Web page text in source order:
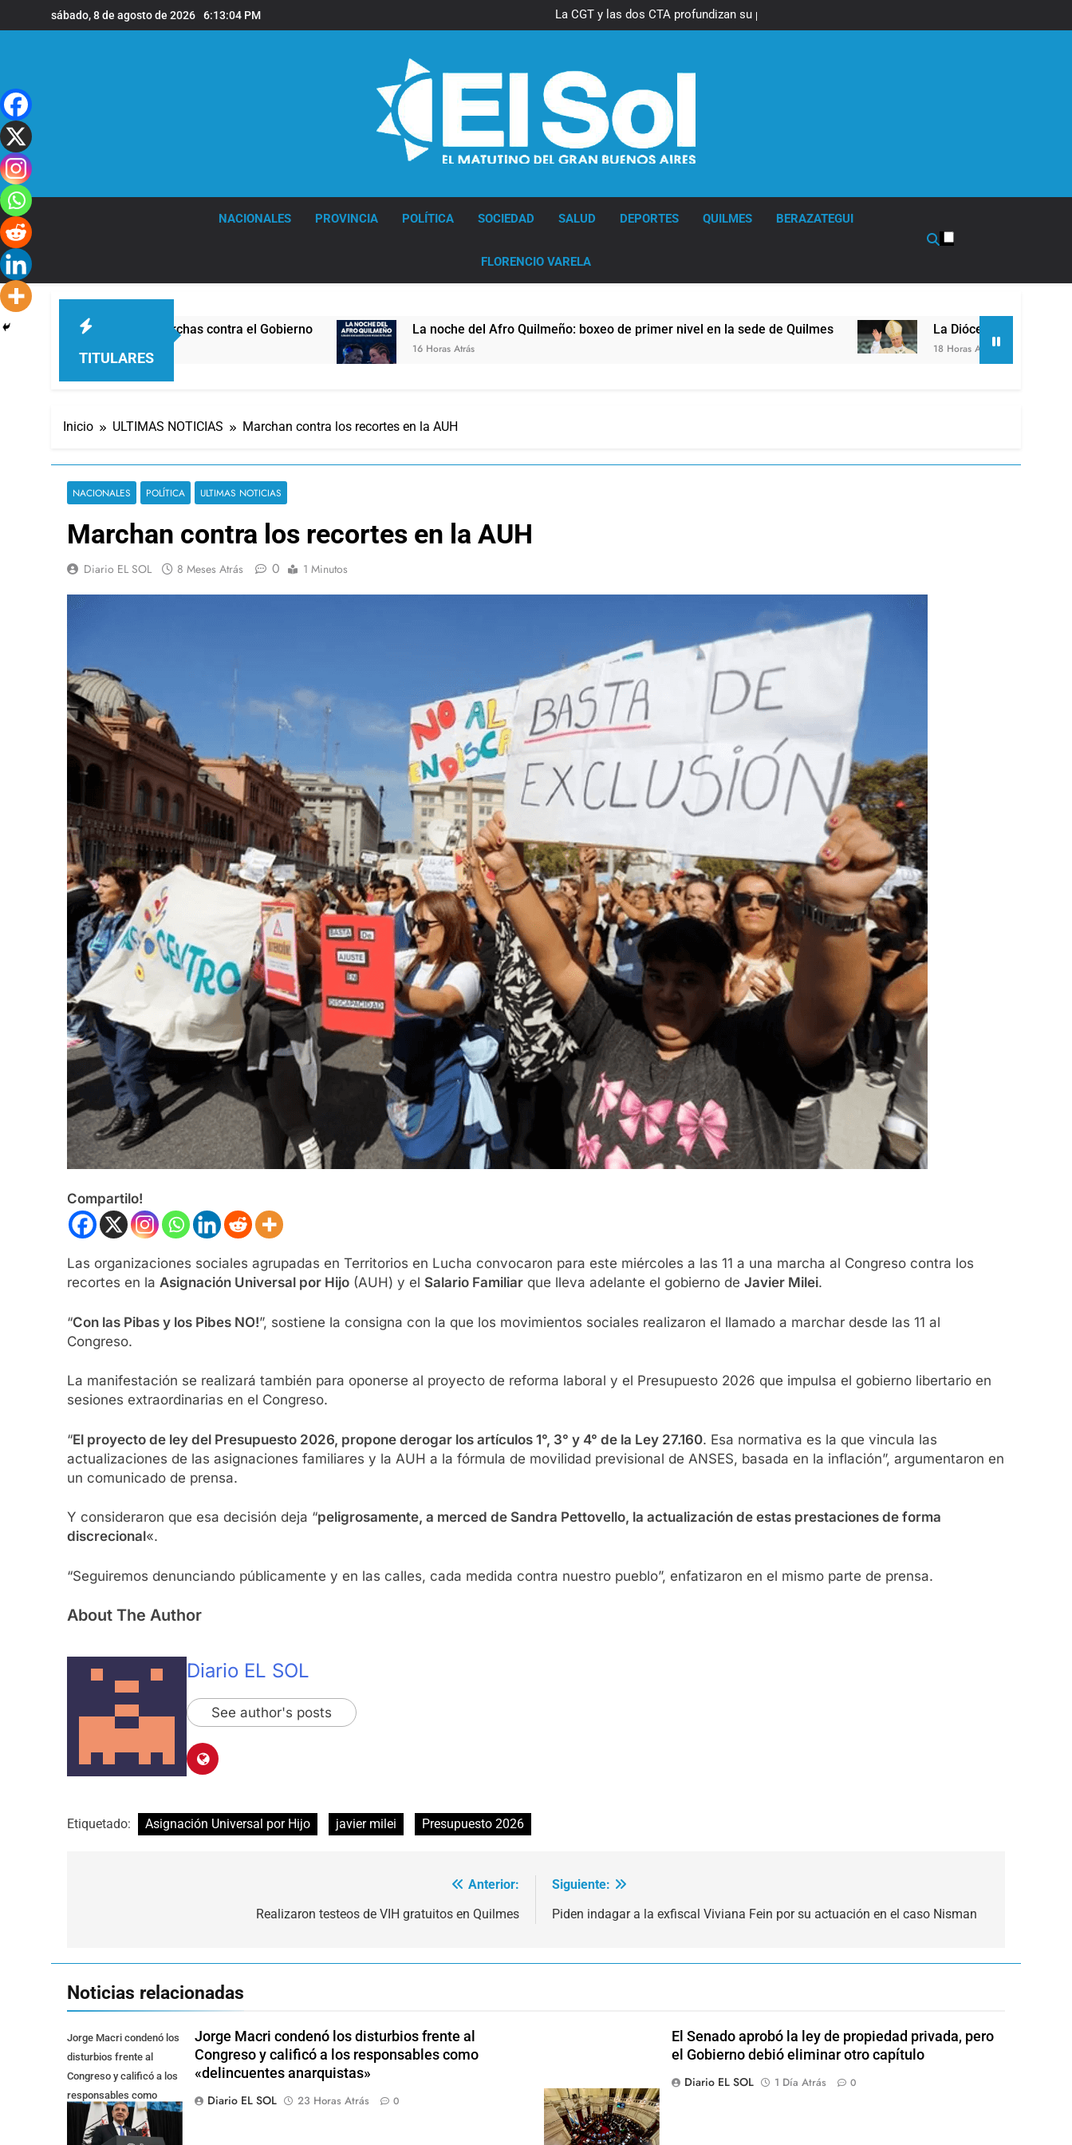
al
sábado, 8 de agosto de 2026 6:13:05 PM
La CGT y las dos CTA profundizan su plan de
lucha con nuevas marchas contra el Gobierno
NACIONALES PROVINCIA POLÍTICA SOCIEDAD SALUD DEPORTES QUILMES BERAZATEGUI
FLORENCIO VARELA
TITULARES
con nuevas marchas contra el Gobierno La noche del Afro Quilmeño: boxeo de primer nivel en la sede de Quilmes
16 Horas Atrás
La Diócesis de Quilmes celebró la
18 Horas Atrás
Inicio ULTIMAS NOTICIAS Marchan contra los recortes en la AUH
NACIONALES POLÍTICA ULTIMAS NOTICIAS
Marchan contra los recortes en la AUH
Diario EL SOL 8 Meses Atrás 0 1 Minutos
Compartilo!
Las organizaciones sociales agrupadas en Territorios en Lucha convocaron para este miércoles a las 11 a una marcha al Congreso contra los
recortes en la Asignación Universal por Hijo (AUH) y el Salario Familiar que lleva adelante el gobierno de Javier Milei.
“Con las Pibas y los Pibes NO!”, sostiene la consigna con la que los movimientos sociales realizaron el llamado a marchar desde las 11 al
Congreso.
La manifestación se realizará también para oponerse al proyecto de reforma laboral y el Presupuesto 2026 que impulsa el gobierno libertario en
sesiones extraordinarias en el Congreso.
“El proyecto de ley del Presupuesto 2026, propone derogar los artículos 1°, 3° y 4° de la Ley 27.160. Esa normativa es la que vincula las
actualizaciones de las asignaciones familiares y la AUH a la fórmula de movilidad previsional de ANSES, basada en la inflación”, argumentaron en
un comunicado de prensa.
Y consideraron que esa decisión deja “peligrosamente, a merced de Sandra Pettovello, la actualización de estas prestaciones de forma
discrecional«.
“Seguiremos denunciando públicamente y en las calles, cada medida contra nuestro pueblo”, enfatizaron en el mismo parte de prensa.
About The Author
Diario EL SOL
See author's posts
Etiquetado: Asignación Universal por Hijo javier milei Presupuesto 2026
Anterior:
Realizaron testeos de VIH gratuitos en Quilmes
Siguiente:
Piden indagar a la exfiscal Viviana Fein por su actuación en el caso Nisman
Noticias relacionadas
Jorge Macri condenó los
disturbios frente al
Congreso y calificó a los
responsables como
"delincuentes
anarquistas"
Jorge Macri condenó los disturbios frente al
Congreso y calificó a los responsables como
«delincuentes anarquistas»
Diario EL SOL
23 Horas Atrás 0
El Senado aprobó la ley de propiedad privada, pero
el Gobierno debió eliminar otro capítulo
Diario EL SOL
1 Día Atrás 0